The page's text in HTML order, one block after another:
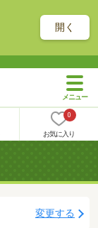
開く
0
お気に入り
変更する